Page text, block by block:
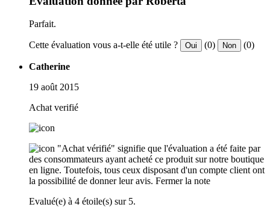
Parfait.
Cette évaluation vous a-t-elle été utile ? Oui (0) Non (0)
Catherine
19 août 2015
Achat verifié
"Achat vérifié" signifie que l'évaluation a été faite par
des consommateurs ayant acheté ce produit sur notre boutique
en ligne. Toutefois, tous ceux disposant d'un compte client ont
la possibilité de donner leur avis. Fermer la note
Evalué(e) à 4 étoile(s) sur 5.